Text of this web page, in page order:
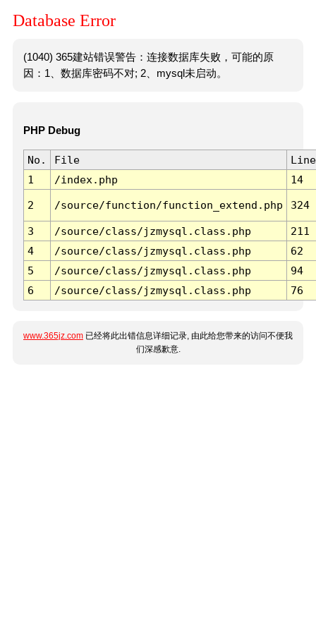
Database Error
(1040) 365建站错误警告：连接数据库失败，可能的原
因：1、数据库密码不对; 2、mysql未启动。
PHP Debug
No. File
Line
1
/index.php 14
2 /source/function/function_extend.php 324
3 /source/class/jzmysql.class.php
211
4
/source/class/jzmysql.class.php
62
5
/source/class/jzmysql.class.php
94
6
/source/class/jzmysql.class.php 76
www.365jz.com 已经将此出错信息详细记录, 由此给您带来的访问不便我
们深感歉意.